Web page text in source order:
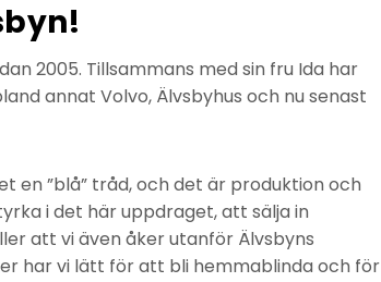
2005. Tillsammans med sin fru Ida har
annat Volvo, Älvsbyhus och nu senast
en ”blå” tråd, och det är produktion och
i det här uppdraget, att sälja in
att vi även åker utanför Älvsbyns
har vi lätt för att bli hemmablinda och för